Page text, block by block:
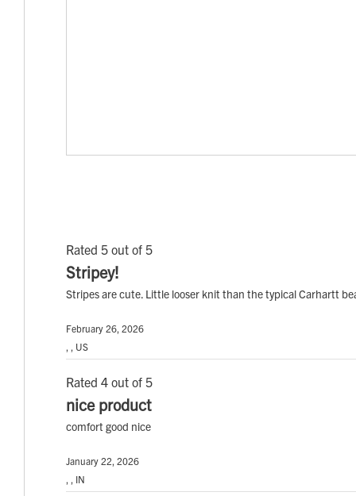
Rated 5 out of 5
Stripey!
Stripes are cute. Little looser knit than the typical Carhartt
February 26, 2026
, , US
Rated 4 out of 5
nice product
comfort good nice
January 22, 2026
, , IN